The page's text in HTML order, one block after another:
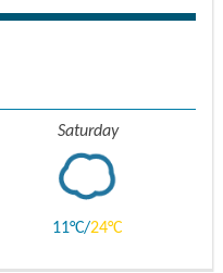
Saturday
11 24